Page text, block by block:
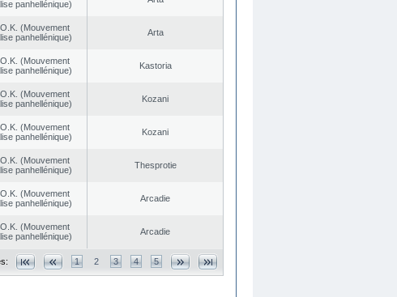
panhellénique)
(Mouvement
panhellénique)
Arta
(Mouvement
panhellénique)
Kastoria
(Mouvement
panhellénique)
Kozani
(Mouvement
panhellénique)
Kozani
(Mouvement
panhellénique)
Thesprotie
(Mouvement
panhellénique)
Arcadie
(Mouvement
panhellénique)
Arcadie
1 2 3 4 5